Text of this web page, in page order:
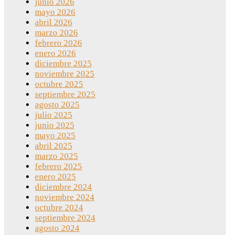
mayo 2026
abril 2026
marzo 2026
febrero 2026
enero 2026
diciembre 2025
noviembre 2025
octubre 2025
septiembre 2025
agosto 2025
julio 2025
junio 2025
mayo 2025
abril 2025
marzo 2025
febrero 2025
enero 2025
diciembre 2024
noviembre 2024
octubre 2024
septiembre 2024
agosto 2024